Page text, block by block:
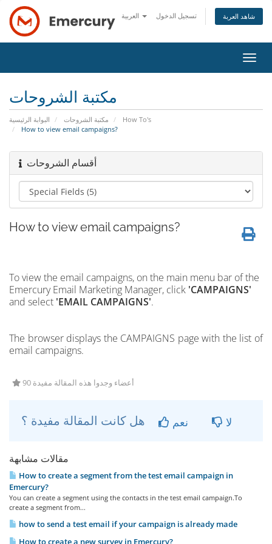
تسجيل الدخول شاهد العربة
تبديل
التنقل
مكتبة الشروحات
البوابة الرئيسية مكتبة الشروحات
How To's
How to view email campaigns?
أقسام الشروحات
How to view email campaigns?
To view the email campaigns, on the main menu bar of the
Emercury Email Marketing Manager, click 'CAMPAIGNS'
and select 'EMAIL CAMPAIGNS'.
The browser displays the CAMPAIGNS page with the list of
email campaigns.
90 أعضاء وجدوا هذه المقالة مفيدة
نعم لا
مقالات مشابهة
How to create a segment from the test email campaign in
Emercury?
You can create a segment using the contacts in the test email campaign.To
create a segment from...
how to send a test email if your campaign is already made
How to create a new survey in Emercury?